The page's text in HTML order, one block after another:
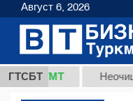
ГТСБТ
ТМТ Неочищенная
Август 6, 2026